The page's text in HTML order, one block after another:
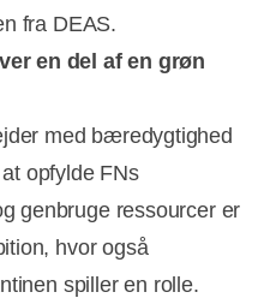
fra DEAS.
en del af en grøn
med bæredygtighed
opfylde FNs
genbruge ressourcer er
hvor også
spiller en rolle.